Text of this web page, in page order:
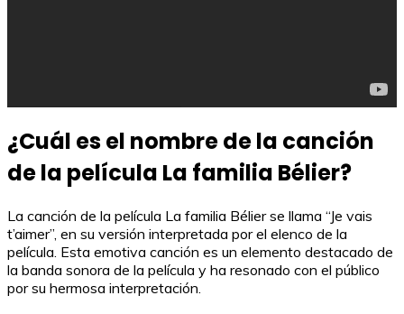
¿Cuál es el nombre de la canción
de la película La familia Bélier?
La canción de la película La familia Bélier se llama “Je vais
t’aimer”, en su versión interpretada por el elenco de la
película. Esta emotiva canción es un elemento destacado de
la banda sonora de la película y ha resonado con el público
por su hermosa interpretación.